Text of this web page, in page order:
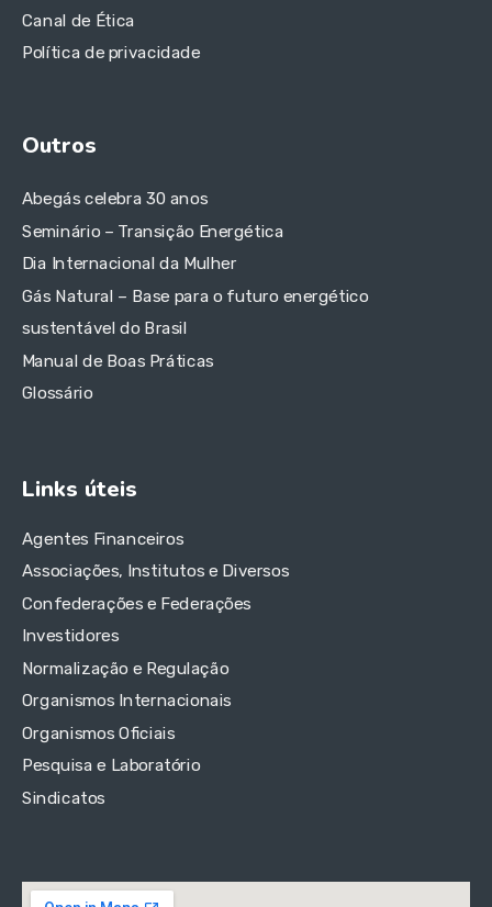
Canal de Ética
Política de privacidade
Outros
Abegás celebra 30 anos
Seminário – Transição Energética
Dia Internacional da Mulher
Gás Natural – Base para o futuro energético
sustentável do Brasil
Manual de Boas Práticas
Glossário
Links úteis
Agentes Financeiros
Associações, Institutos e Diversos
Confederações e Federações
Investidores
Normalização e Regulação
Organismos Internacionais
Organismos Oficiais
Pesquisa e Laboratório
Sindicatos